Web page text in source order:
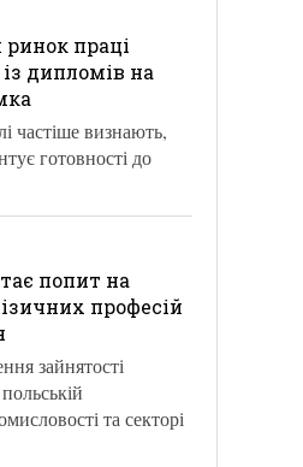
праці
дипломів на
частіше визнають,
готовності до
попит на
професій
зайнятості
та секторі